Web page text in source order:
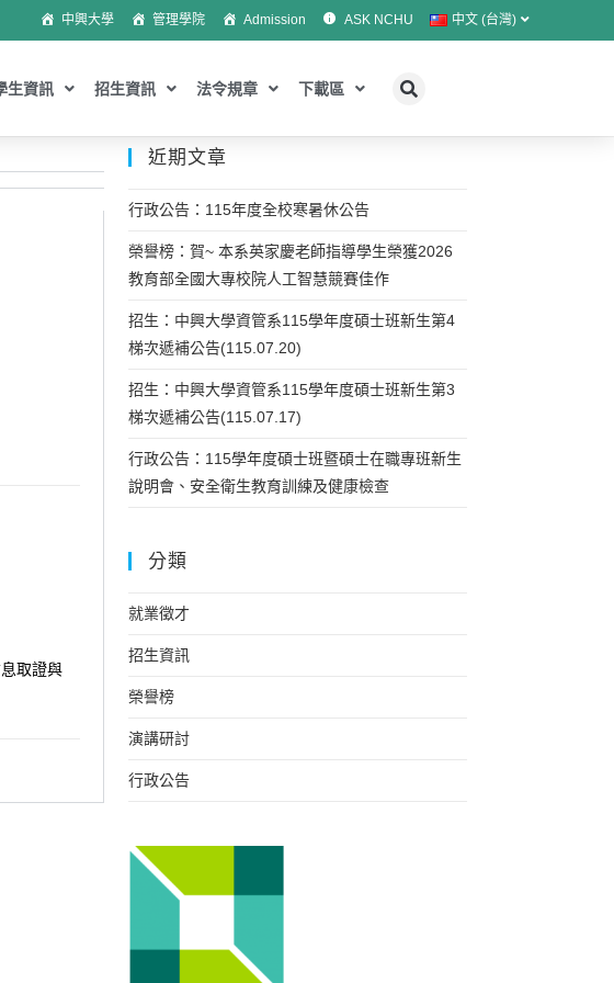
中興大學 管理學院 Admission ASK NCHU 中文 (台灣)
生資訊 招生資訊 法令規章 下載區
取證與
近期文章
行政公告：115年度全校寒暑休公告
榮譽榜：賀~ 本系英家慶老師指導學生榮獲2026
教育部全國大專校院人工智慧競賽佳作
招生：中興大學資管系115學年度碩士班新生第4
梯次遞補公告(115.07.20)
招生：中興大學資管系115學年度碩士班新生第3
梯次遞補公告(115.07.17)
行政公告：115學年度碩士班暨碩士在職專班新生
說明會、安全衛生教育訓練及健康檢查
分類
就業徵才
招生資訊
榮譽榜
演講研討
行政公告